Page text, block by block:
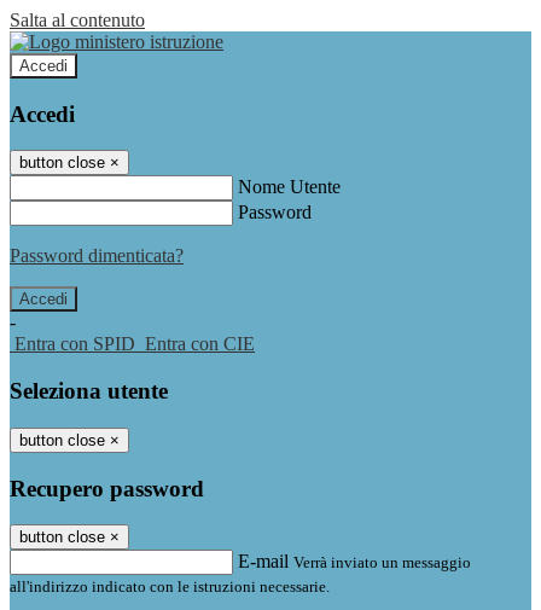
Salta al contenuto
Accedi
Accedi
button close ×
Nome Utente
Password
Password dimenticata?
-
Entra con SPID Entra con CIE
Seleziona utente
button close ×
Recupero password
button close ×
E-mail Verrà inviato un messaggio
all'indirizzo indicato con le istruzioni necessarie.